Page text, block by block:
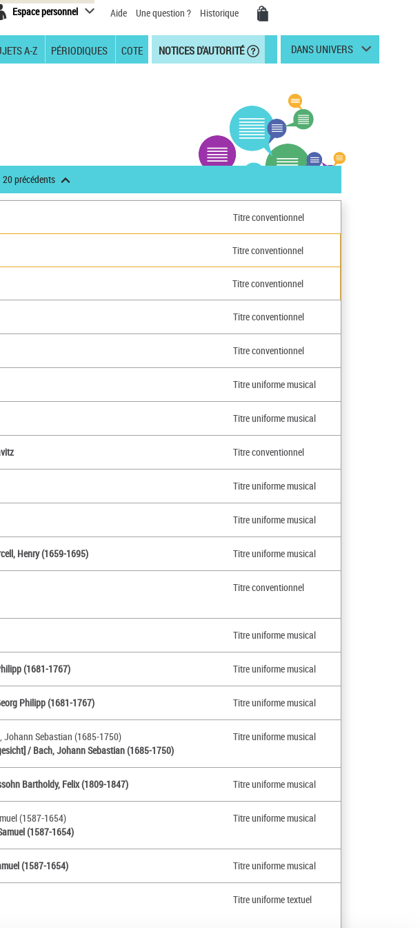
Espace personnel Aide Une question ? Historique
A-Z PÉRIODIQUES COTE NOTICES D'AUTORITÉ DANS UNIVERS
20 précédents
Titre conventionnel
Titre conventionnel
Titre conventionnel
Titre conventionnel
Titre conventionnel
Titre uniforme musical
Titre uniforme musical
Titre conventionnel
Titre uniforme musical
Titre uniforme musical
Henry (1659-1695) Titre uniforme musical
Titre conventionnel
Titre uniforme musical
(1681-1767) Titre uniforme musical
Philipp (1681-1767) Titre uniforme musical
Johann Sebastian (1685-1750)
/ Bach, Johann Sebastian (1685-1750)
Titre uniforme musical
Bartholdy, Felix (1809-1847) Titre uniforme musical
(1587-1654)
(1587-1654)
Titre uniforme musical
(1587-1654) Titre uniforme musical
Titre uniforme textuel